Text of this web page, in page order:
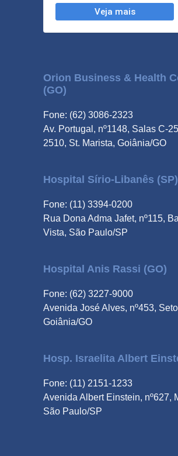
Orion Business & Health
(GO)
Fone: (62) 3086-2323
Av. Portugal, nº1148, Salas C-
2510, St. Marista, Goiânia/GO
Hospital Sírio-Libanês (SP)
Fone: (11) 3394-0200
Rua Dona Adma Jafet, nº115,
Vista, São Paulo/SP
Hospital Anis Rassi (GO)
Fone: (62) 3227-9000
Avenida José Alves, nº453,
Goiânia/GO
Hosp. Israelita Albert
Fone: (11) 2151-1233
Avenida Albert Einstein, nº627,
São Paulo/SP